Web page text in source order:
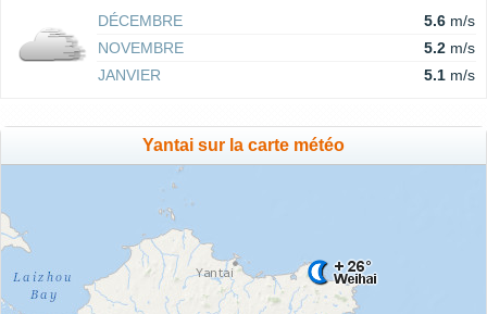
DÉCEMBRE 5.6 m/s
NOVEMBRE
5.2 m/s
JANVIER
5.1 m/s
Yantai sur la carte météo